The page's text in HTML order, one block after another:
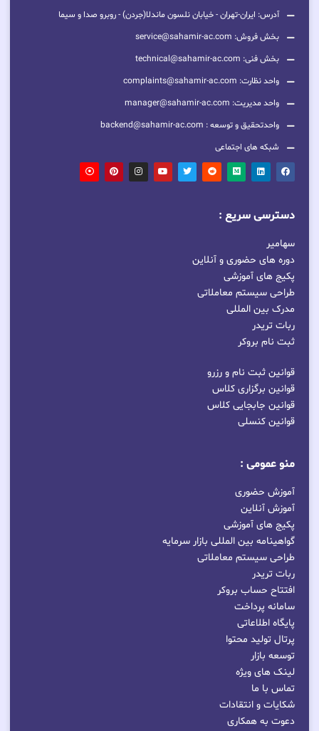
آدرس: ایران-تهران - خیابان نلسون ماندلا(جردن) - روبرو صدا و سیما
بخش فروش: service@sahamir-ac.com
بخش فنی: technical@sahamir-ac.com
واحد نظارت: complaints@sahamir-ac.com
واحد مدیریت: manager@sahamir-ac.com
واحدتحقیق و توسعه : backend@sahamir-ac.com
شبکه های اجتماعی
دسترسی سریع :
سهامیر
دوره های حضوری و آنلاین
پکیج های آموزشی
طراحی سیستم معاملاتی
مدرک بین المللی
ربات تریدر
ثبت نام بروکر
قوانین ثبت نام و رزرو
قوانین برگزاری کلاس
قوانین جابجایی کلاس
قوانین کنسلی
منو عمومی :
آموزش حضوری
آموزش آنلاین
پکیج های آموزشی
گواهینامه بین المللی بازار سرمایه
طراحی سیستم معاملاتی
ربات تریدر
افتتاح حساب بروکر
سامانه پرداخت
پایگاه اطلاعاتی
پرتال تولید محتوا
توسعه بازار
لینک های ویژه
تماس با ما
شکایات و انتقادات
دعوت به همکاری